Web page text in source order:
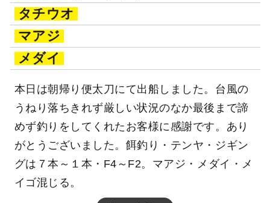
タチウオ
マアジ
メダイ
本日は朝帰り便太刀にて出船しました。台風の
うねり落ちきれず厳しい状況のなか最後まで諦
めず釣りをしてくれたお客様に感謝です。あり
がとうございました。餌釣り・テンヤ・ジギン
グは７本～１本・F4～F2。マアジ・メダイ・メ
イゴ混じる。